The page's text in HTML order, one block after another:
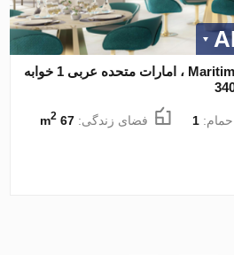
آپارتمان در Maritime City، Dubai ، امارات متحده عربی 1 خوابه
حمام:1 فضای زندگی:67 m
2